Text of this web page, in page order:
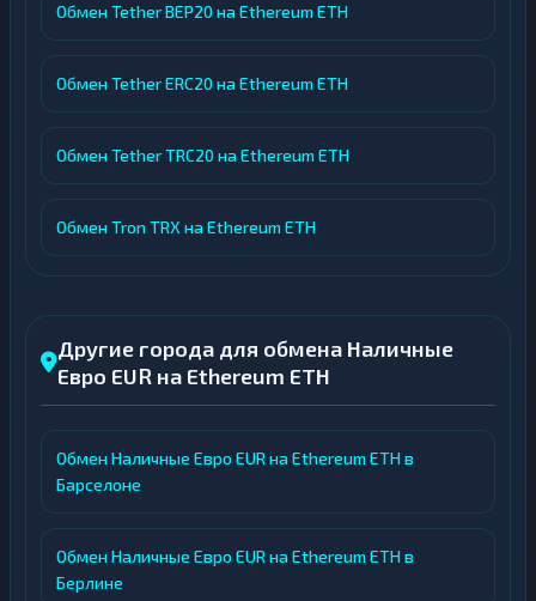
Обмен Tether BEP20 на Ethereum ETH
Обмен Tether ERC20 на Ethereum ETH
Обмен Tether TRC20 на Ethereum ETH
Обмен Tron TRX на Ethereum ETH
Другие города для обмена Наличные
Евро EUR на Ethereum ETH
Обмен Наличные Евро EUR на Ethereum ETH в
Барселоне
Обмен Наличные Евро EUR на Ethereum ETH в
Берлине